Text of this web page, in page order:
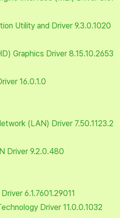
Utility and Driver 9.3.0.1020
Graphics Driver 8.15.10.2653
16.0.1.0
(LAN) Driver 7.50.1123.2
Driver 9.2.0.480
6.1.7601.29011
Driver 11.0.0.1032